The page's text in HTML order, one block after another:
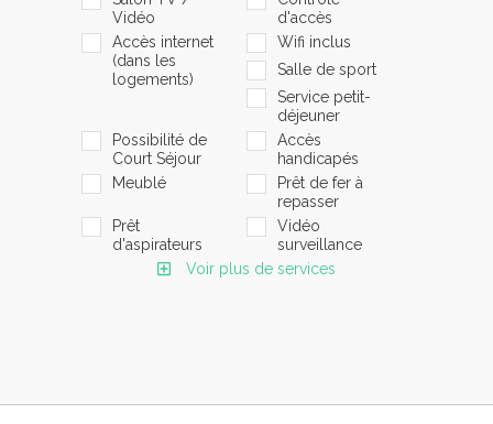
Vidéo
d'accès
Accès internet
(dans les
logements)
Wifi inclus
Salle de sport
Service petit-
déjeuner
Possibilité de
Court Séjour
Accès
handicapés
Meublé
Prêt de fer à
repasser
Prêt
d'aspirateurs
Vidéo
surveillance
Voir plus de services